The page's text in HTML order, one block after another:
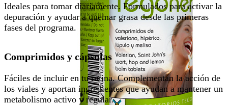
Ideales para tomar diariamente. Formulados para activar la
depuración y ayudar a quemar grasa desde las primeras
fases del programa.
Comprimidos y cápsulas
Fáciles de incluir en tu rutina. Complementan la acción de
los viales y aportan ingredientes que ayudan a mantener un
metabolismo activo y regular.